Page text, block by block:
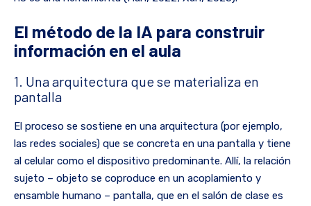
El método de la IA para construir
información en el aula
1. Una arquitectura que se materializa en
pantalla
El proceso se sostiene en una arquitectura (por ejemplo,
las redes sociales) que se concreta en una pantalla y tiene
al celular como el dispositivo predominante. Allí, la relación
sujeto – objeto se coproduce en un acoplamiento y
ensamble humano – pantalla, que en el salón de clase es